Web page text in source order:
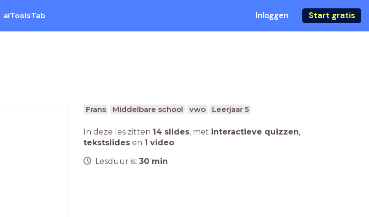
aiToolsTab Inloggen Start gratis
Frans Middelbare school vwo Leerjaar 5
In deze les zitten 14 slides, met interactieve quizzen,
tekstslides en 1 video.
Lesduur is: 30 min